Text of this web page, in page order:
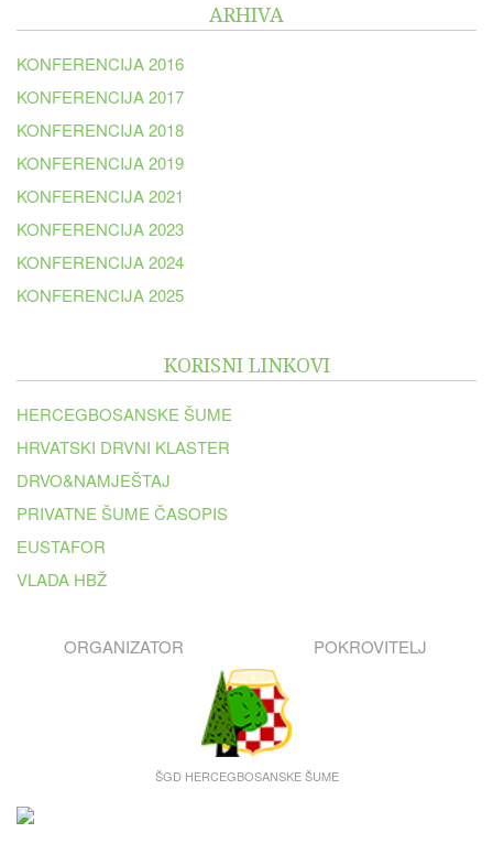
ARHIVA
KONFERENCIJA 2016
KONFERENCIJA 2017
KONFERENCIJA 2018
KONFERENCIJA 2019
KONFERENCIJA 2021
KONFERENCIJA 2023
KONFERENCIJA 2024
KONFERENCIJA 2025
KORISNI LINKOVI
HERCEGBOSANSKE ŠUME
HRVATSKI DRVNI KLASTER
DRVO&NAMJEŠTAJ
PRIVATNE ŠUME ČASOPIS
EUSTAFOR
VLADA HBŽ
ORGANIZATOR POKROVITELJ
ŠGD HERCEGBOSANSKE ŠUME